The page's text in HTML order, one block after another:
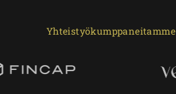
Yhteistyökumppaneitamme